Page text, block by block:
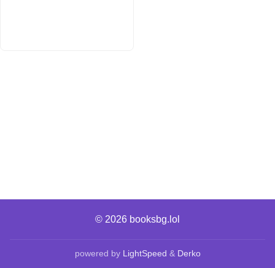
© 2026 booksbg.lol
powered by LightSpeed & Derko